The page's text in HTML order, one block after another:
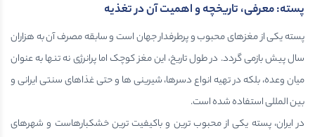
پسته: معرفی، تاریخچه و اهمیت آن در تغذیه
پسته یکی از مغزهای محبوب و پرطرفدار جهان است و سابقه مصرف آن به هزاران
سال پیش بازمی گردد. در طول تاریخ، این مغز کوچک اما پرانرژی نه تنها به عنوان
میان وعده، بلکه در تهیه انواع دسرها، شیرینی ها و حتی غذاهای سنتی ایرانی و
بین المللی استفاده شده است.
در ایران، پسته یکی از محبوب ترین و باکیفیت ترین خشکبارهاست و شهرهای